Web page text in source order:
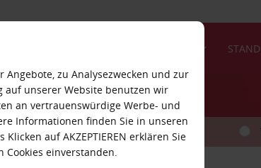
FAHRZEUG
zu Analysezwecken und zur
unserer Website benutzen wir
an vertrauenswürdige Werbe- und
Informationen finden Sie in unseren
Klicken auf AKZEPTIEREN erklären Sie
Cookies einverstanden.